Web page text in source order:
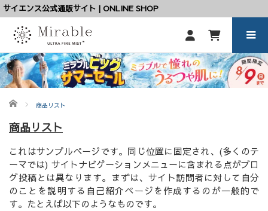
サイエンス公式通販サイト | ONLINE SHOP
ホーム 商品リスト
商品リスト
これはサンプルページです。同じ位置に固定され、(多くのテ
ーマでは) サイトナビゲーションメニューに含まれる点がブロ
グ投稿とは異なります。まずは、サイト訪問者に対して自分
のことを説明する自己紹介ページを作成するのが一般的で
す。たとえば以下のようなものです。